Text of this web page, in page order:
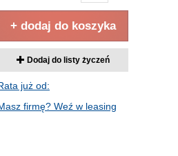
+ dodaj do koszyka
Dodaj do listy życzeń
już od:
firmę? Weź w leasing